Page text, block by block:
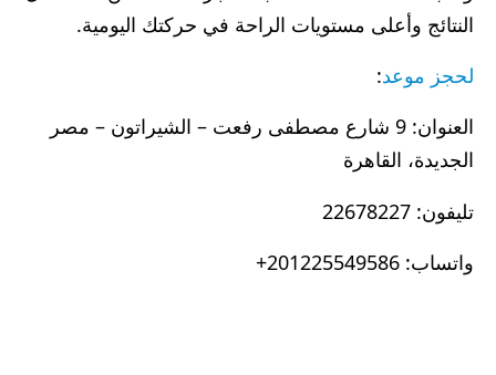
النتائج وأعلى مستويات الراحة في حركتك اليومية.
لحجز موعد:
العنوان:
9 شارع مصطفى رفعت – الشيراتون – مصر
الجديدة، القاهرة
تليفون:
واتساب: